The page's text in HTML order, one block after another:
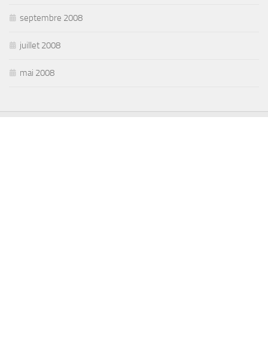
septembre 2008
juillet 2008
mai 2008